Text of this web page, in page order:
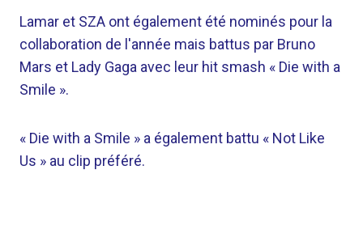
Lamar et SZA ont également été nominés pour la
collaboration de l'année mais battus par Bruno
Mars et Lady Gaga avec leur hit smash « Die with a
Smile ».
« Die with a Smile » a également battu « Not Like
Us » au clip préféré.